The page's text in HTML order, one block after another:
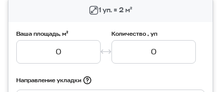
1 уп. = 2 м²
Ваша площадь, м² Количество , уп
Направление укладки